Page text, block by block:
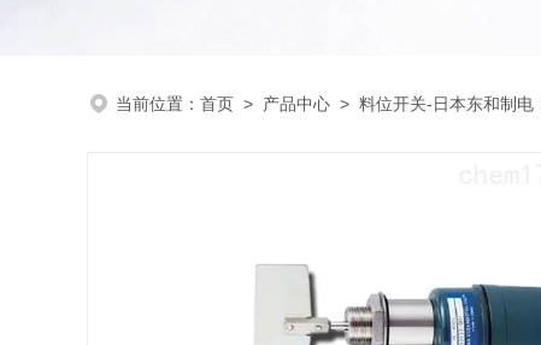
当前位置： 首页 > 产品中心 > 料位开关-日本东和制电